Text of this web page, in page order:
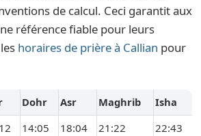
de calcul. Ceci garantit aux
référence fiable pour leurs
horaires de prière à Callian pour
Dohr Asr Maghrib
Isha
14:05 18:04 21:22
22:43